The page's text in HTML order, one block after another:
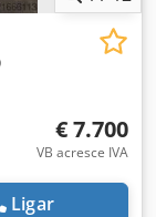
€ 7.700
VB acresce IVA
Ligar